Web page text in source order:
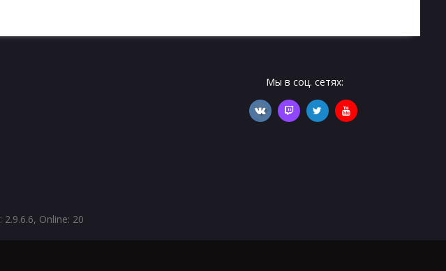
Мы в соц. сетях:
2.9.6.6, Online: 20